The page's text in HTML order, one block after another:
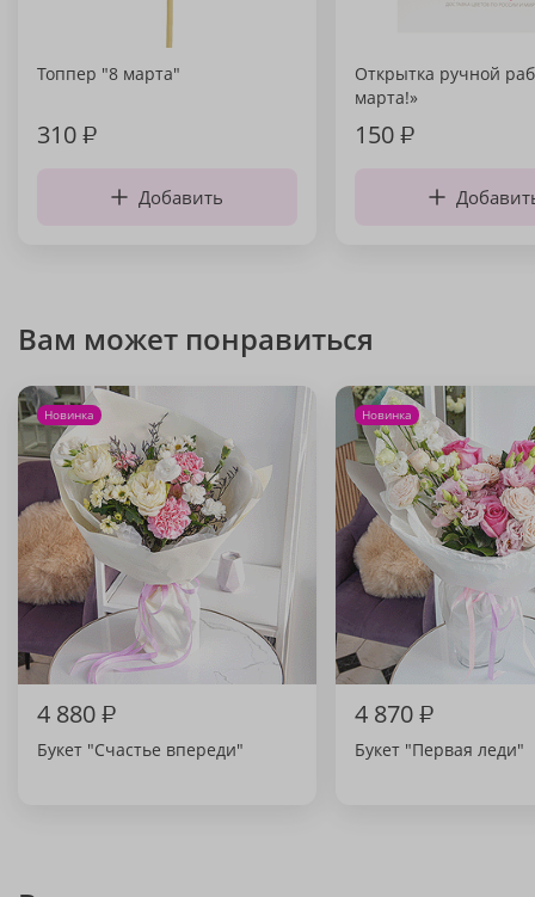
Топпер "8 марта"
310₽
Добавить
Открытка ручной
марта!»
150₽
Вам может понравиться
Новинка
4 880₽
Букет "Счастье впереди"
Новинка
4 870₽
Букет "Первая леди"